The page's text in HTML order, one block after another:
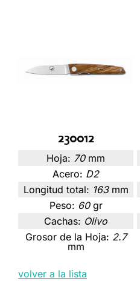
230012
Hoja: 70 mm
Acero: D2
Longitud total: 163 mm
Peso: 60 gr
Cachas: Olivo
Grosor de la Hoja: 2.7
mm
volver a la lista